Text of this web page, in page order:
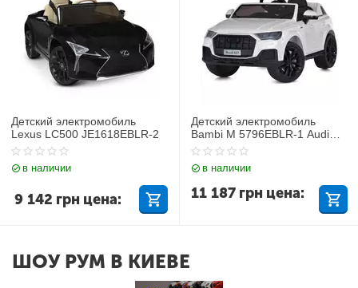
Детский электромобиль
Lexus LC500 JE1618EBLR-2
в наличии
9 142 грн цена:
Детский электромобиль
Bambi M 5796EBLR-1 Audi
Q7
в наличии
11 187 грн цена:
ШОУ РУМ В КИЕВЕ